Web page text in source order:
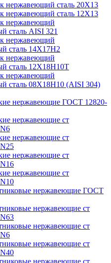
нержавеющий сталь 20Х13
нержавеющий сталь 12Х13
нержавеющий
сталь AISI 321
нержавеющий
сталь 14Х17Н2
нержавеющий
сталь 12Х18Н10Т
нержавеющий
сталь 08Х18Н10 (AISI 304)
нержавеющие ГОСТ 12820-
нержавеющие ст
нержавеющие ст
нержавеющие ст
нержавеющие ст
нержавеющие ГОСТ
нержавеющие ст
нержавеющие ст
нержавеющие ст
нержавеющие ст